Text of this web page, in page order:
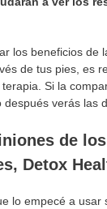
los beneficios de
de tus pies, es
Si la
verás las
de
Detox
lo empecé a usar